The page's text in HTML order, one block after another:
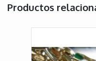
Productos